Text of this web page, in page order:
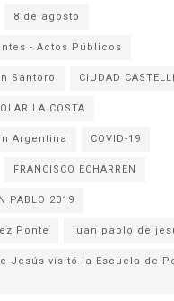
8 de agosto
- Actos Públicos
Santoro
CIUDAD CASTELLI
LA COSTA
Argentina
COVID-19
FRANCISCO ECHARREN
PABLO 2019
Ponte
juan pablo de
Jesús visitó la Escuela de